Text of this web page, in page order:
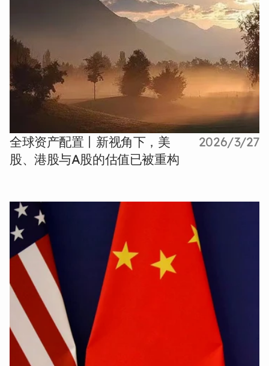
全球资产配置丨新视角下，美
股、港股与A股的估值已被重构
2026/3/27